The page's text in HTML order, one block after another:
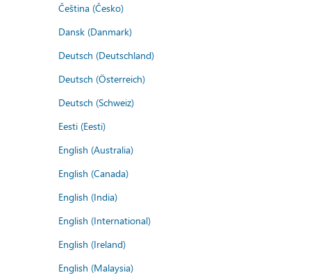
Čeština (Česko)
Dansk (Danmark)
Deutsch (Deutschland)
Deutsch (Österreich)
Deutsch (Schweiz)
Eesti (Eesti)
English (Australia)
English (Canada)
English (India)
English (International)
English (Ireland)
English (Malaysia)